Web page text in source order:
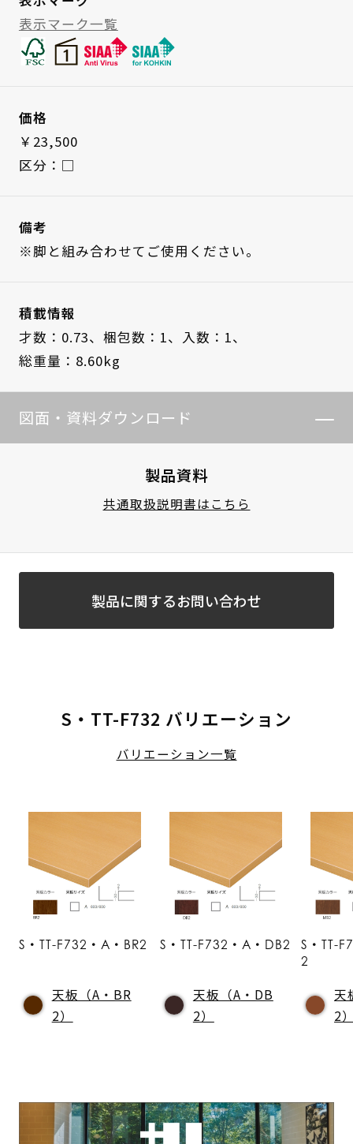
表示マーク一覧
価格
￥23,500
区分：□
備考
※脚と組み合わせてご使用ください。
積載情報
才数：0.73、 梱包数：1、
入数：1、
総重量：8.60kg
図面・資料ダウンロード
製品資料
共通取扱説明書はこちら
製品に関するお問い合わせ
S・TT-F732 バリエーション
バリエーション一覧
S・TT-F732・A・BR2
天板（A・BR
2）
S・TT-F732・A・DB2
天板（A・DB
2）
S・TT-
2
天
2